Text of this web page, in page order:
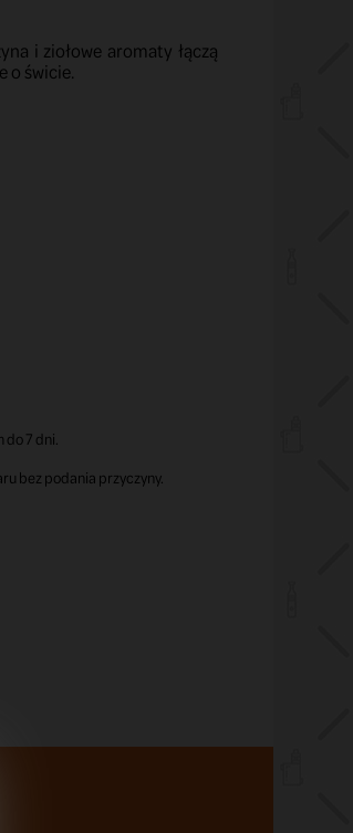
i ziołowe aromaty łączą
o świcie.
7 dni.
bez podania przyczyny.